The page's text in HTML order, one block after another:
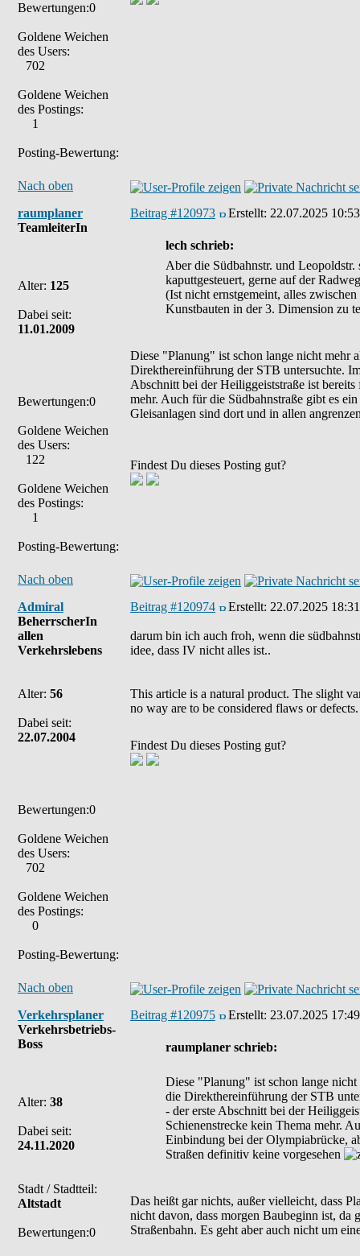
Bewertungen:0
Goldene Weichen
des Users:
702
Goldene Weichen
des Postings:
1
Posting-Bewertung:
Nach oben
raumplaner
TeamleiterIn
Alter: 125
Dabei seit:
11.01.2009
Bewertungen:0
Goldene Weichen
des Users:
122
Goldene Weichen
des Postings:
1
Posting-Bewertung:
Beitrag #120973 Erstellt: 22.07.2025 10:53
lech schrieb:
Aber die Südbahnstr. und
kaputtgesteuert, gerne auf der
(Ist nicht ernstgemeint, alles
Kunstbauten in der 3. Dimension zu
Diese "Planung" ist schon lange nicht mehr
Direkthereinführung der STB untersuchte.
Abschnitt bei der Heiliggeiststraße ist
mehr. Auch für die Südbahnstraße gibt es
Gleisanlagen sind dort und in allen
Findest Du dieses Posting gut?
Nach oben
Admiral
BeherrscherIn
allen
Verkehrslebens
Alter: 56
Dabei seit:
22.07.2004
Bewertungen:0
Goldene Weichen
des Users:
702
Goldene Weichen
des Postings:
0
Posting-Bewertung:
Beitrag #120974 Erstellt: 22.07.2025 18:31
darum bin ich auch froh, wenn die
idee, dass IV nicht alles ist..
This article is a natural product. The slight
no way are to be considered flaws or defects.
Findest Du dieses Posting gut?
Nach oben
Verkehrsplaner
Verkehrsbetriebs-
Boss
Alter: 38
Dabei seit:
24.11.2020
Stadt / Stadtteil:
Altstadt
Bewertungen:0
Beitrag #120975 Erstellt: 23.07.2025 17:49
raumplaner schrieb:
Diese "Planung" ist schon lange
die Direkthereinführung der STB
- der erste Abschnitt bei der
Schienenstrecke kein Thema mehr.
Einbindung bei der Olympiabrücke,
Straßen definitiv keine vorgesehen
Das heißt gar nichts, außer vielleicht, dass
nicht davon, dass morgen Baubeginn ist,
Straßenbahn. Es geht aber auch nicht um